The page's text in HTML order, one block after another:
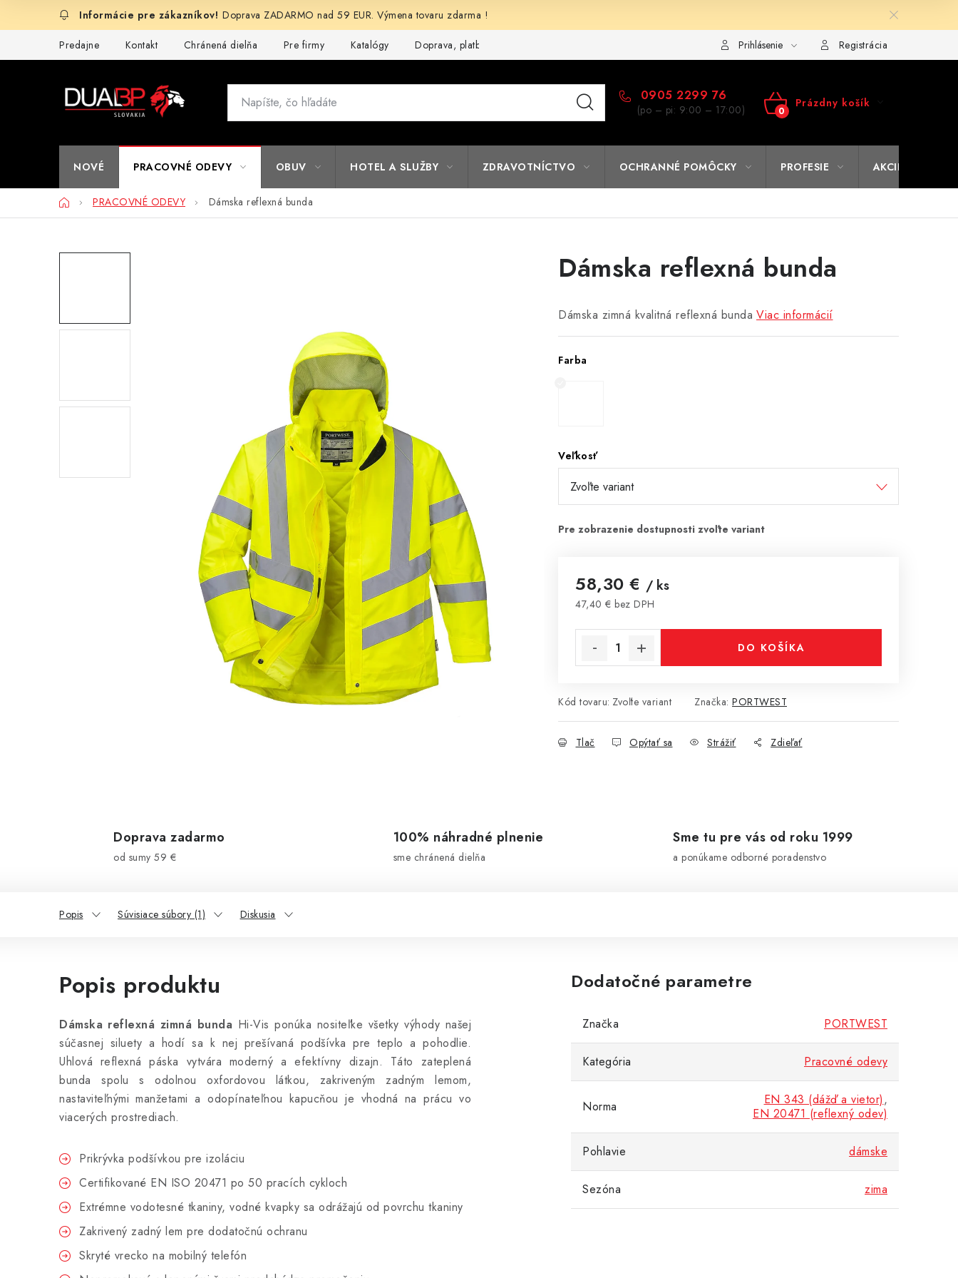
Doprava ZADARMO nad 59 EUR. Výmena tovaru zdarma !
Predajne Kontakt Chránená dielňa Pre firmy Katalógy Doprava, platba a zľavy Formulár na výmenu tovaru Kto sme Reklamačný poriadok
Prihlásenie Registrácia
0905 2299 76
(po – pi: 9:00 – 17:00)
NÁKUPNÝ
Prázdny košík
NOVÉ PRACOVNÉ ODEVY OBUV HOTEL A SLUŽBY ZDRAVOTNÍCTVO OCHRANNÉ POMÔCKY PROFESIE AKCIE
DomovPRACOVNÉ ODEVY Dámska reflexná bunda
Dámska reflexná bunda
Dámska zimná kvalitná reflexná bunda Viac informácií
Farba
Veľkosť
58,30 € / ks
47,40 € bez DPH
DO KOŠÍKA
Kód tovaru: Zvoľte variant Značka: PORTWEST
Tlač Opýtať sa Strážiť Zdieľať
Doprava zadarmo
od sumy 59 €
100% náhradné plnenie
sme chránená dielňa
Sme tu pre vás od roku 1999
a ponúkame odborné poradenstvo
Popis Súvisiace súbory (1) Diskusia
Popis produktu
Dámska reflexná zimná bunda Hi-Vis ponúka nositeľke všetky výhody našej
súčasnej siluety a hodí sa k nej prešívaná podšívka pre teplo a pohodlie.
Uhlová reflexná páska vytvára moderný a efektívny dizajn. Táto zateplená
bunda spolu s odolnou oxfordovou látkou, zakriveným zadným lemom,
nastaviteľnými manžetami a odopínateľnou kapucňou je vhodná na prácu vo
viacerých prostrediach.
Prikrývka podšívkou pre izoláciu
Certifikované EN ISO 20471 po 50 pracích cykloch
Extrémne vodotesné tkaniny, vodné kvapky sa odrážajú od povrchu tkaniny
Zakrivený zadný lem pre dodatočnú ochranu
Skryté vrecko na mobilný telefón
Dodatočné parametre
Značka PORTWEST
Kategória Pracovné odevy
Norma EN 343 (dážď a vietor),
EN 20471 (reflexný odev)
Pohlavie dámske
Sezóna zima